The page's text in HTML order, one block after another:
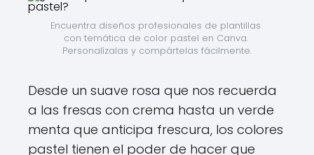
Encuentra diseños profesionales de plantillas
con temática de color pastel en Canva.
Personalízalas y compártelas fácilmente.
Desde un suave rosa que nos recuerda
a las fresas con crema hasta un verde
menta que anticipa frescura, los colores
pastel tienen el poder de hacer que